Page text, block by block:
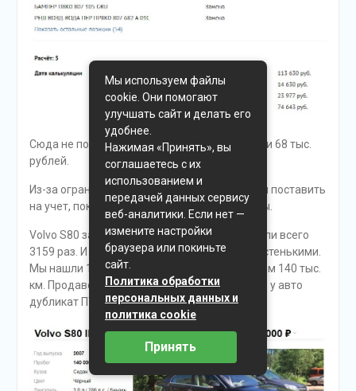
Сюда не поместились суммы в 81 тыс. и почти 68 тыс.
рублей.
Из-за ограничений ГИБДД авто не получится поставить
на учет, пока эти ограничения не будут сняты.
Volvo S80 за последние два месяца проверили всего
3159 раз. И не все экземпляры оказались чистенькими.
Мы нашли 12-летний «Вольво S80» с пробегом 140 тыс.
км. Продавец не скрывает в объявлении, что у авто
дубликат ПТС:
Мы используем файлы
cookie. Они помогают
улучшать сайт и делать его
удобнее.
Нажимая «Принять», вы
соглашаетесь с их
использованием и
передачей данных сервису
веб-аналитики. Если нет —
измените настройки
браузера или покиньте
сайт.
Политика обработки
персональных данных и
политика cookie
Принять